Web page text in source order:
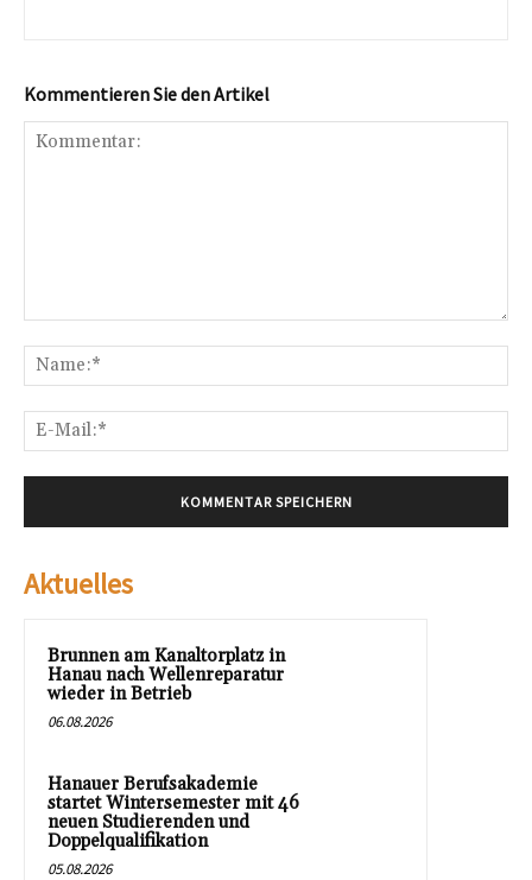
Kommentieren Sie den Artikel
Aktuelles
Brunnen am Kanaltorplatz in
Hanau nach Wellenreparatur
wieder in Betrieb
06.08.2026
Hanauer Berufsakademie
startet Wintersemester mit 46
neuen Studierenden und
Doppelqualifikation
05.08.2026